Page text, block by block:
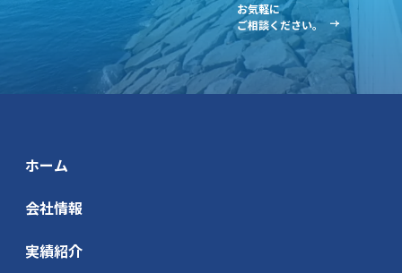
お気軽に
ご相談ください。
ホーム
会社情報
実績紹介